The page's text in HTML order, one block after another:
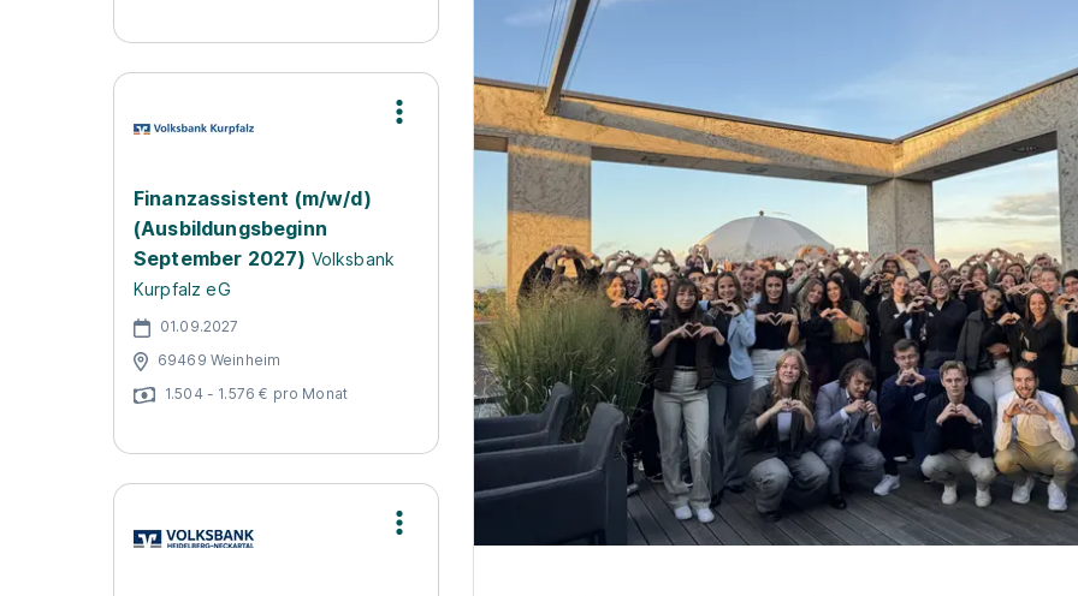
Finanzassistent (m/w/d)
(Ausbildungsbeginn
September 2027) Volksbank
Kurpfalz eG
01.09.2027
69469 Weinheim
1.504 - 1.576 € pro Monat